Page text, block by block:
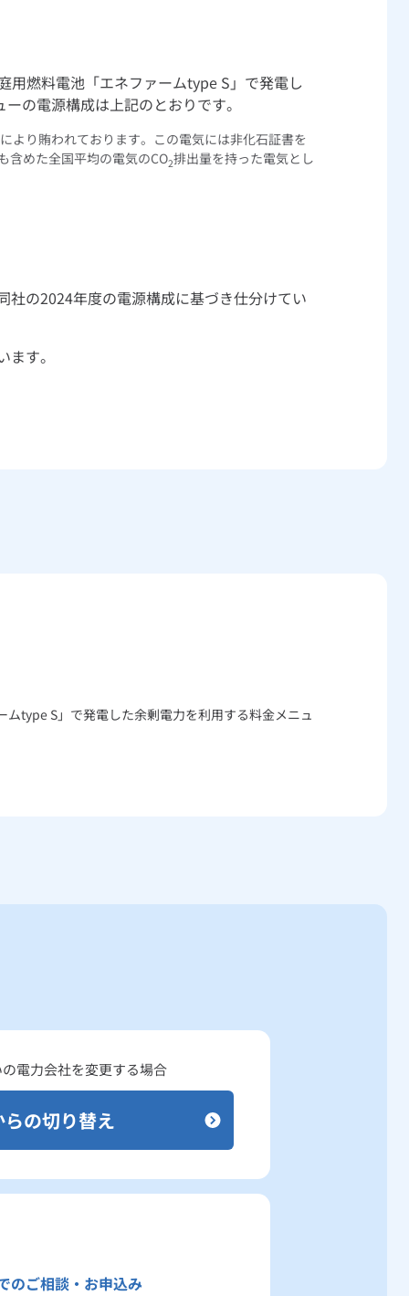
用燃料電池「エネファームtype S」で発電し
の電源構成は上記のとおりです。
より賄われております。この電気には非化石証書を
含めた全国平均の電気のCO2排出量を持った電気とし
の2024年度の電源構成に基づき仕分けてい
す。
type S」で発電した余剰電力を利用する料金メニュ
電力会社を変更する場合
の切り替え
のご相談・お申込み